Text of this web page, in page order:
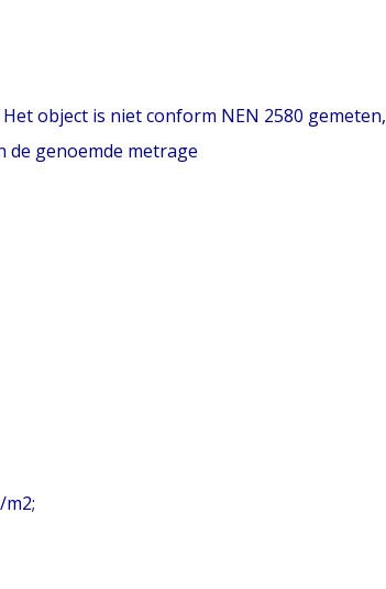
object is niet conform NEN 2580 gemeten,
de genoemde metrage